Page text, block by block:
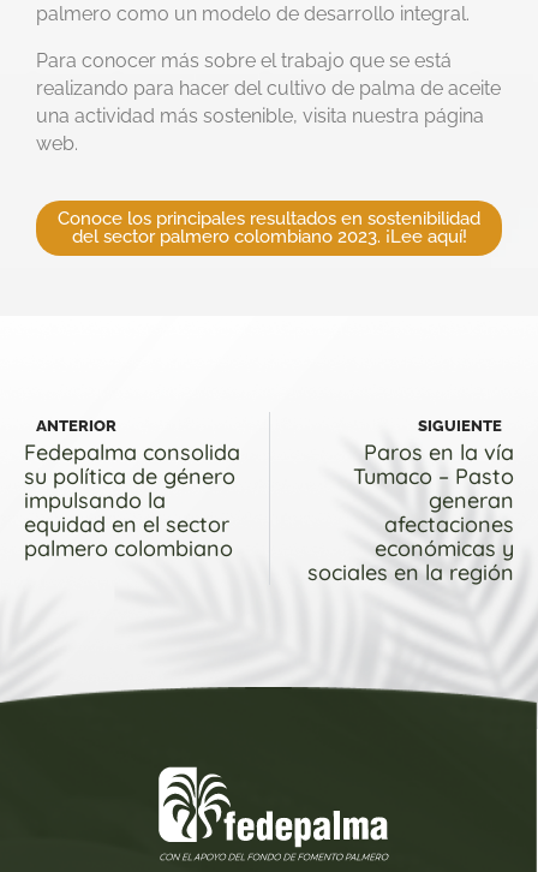
palmero como un modelo de desarrollo integral.
Para conocer más sobre el trabajo que se está
realizando para hacer del cultivo de palma de aceite
una actividad más sostenible, visita nuestra página
web.
Conoce los principales resultados en sostenibilidad
del sector palmero colombiano 2023. ¡Lee aquí!
ANTERIOR
Fedepalma consolida
su política de género
impulsando la
equidad en el sector
palmero colombiano
SIGUIENTE
Paros en la vía
Tumaco – Pasto
generan
afectaciones
económicas y
sociales en la región